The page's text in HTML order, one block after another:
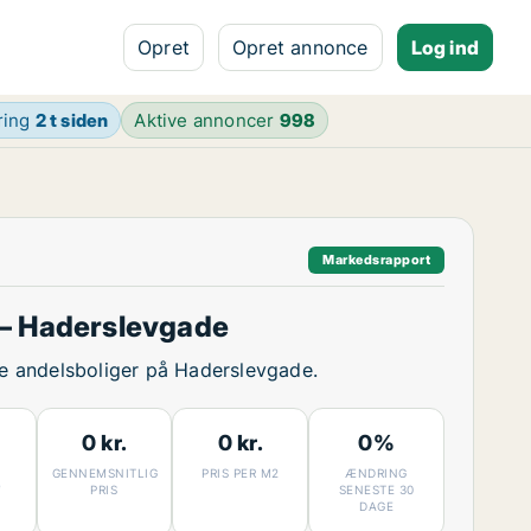
Opret Opret annonce Log ind
2 t siden Aktive annoncer 998
Markedsrapport
Haderslevgade
andelsboliger på Haderslevgade.
0 kr.
GENNEMSNITLIG
PRIS
0 kr.
PRIS PER M2
0%
ÆNDRING
SENESTE 30
DAGE